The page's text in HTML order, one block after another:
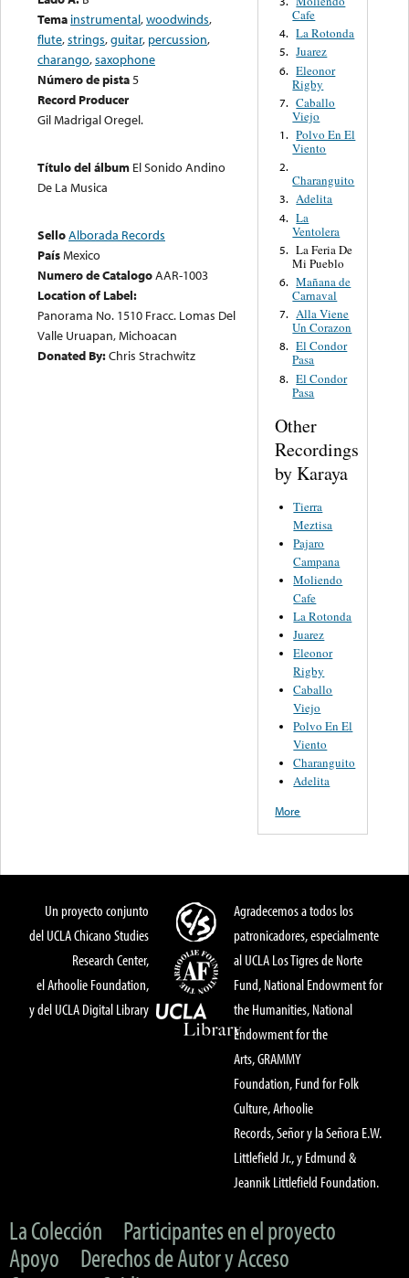
Tema instrumental,woodwinds,
flute,strings,guitar, percussion,
charango,saxophone
Número de pista5
Record Producer
Gil Madrigal Oregel.
Título del álbum El Sonido Andino
De La Musica
SelloAlborada Records
PaísMexico
Numero de CatalogoAAR-1003
Location of Label:
Panorama No. 1510 Fracc. Lomas Del
Valle Uruapan, Michoacan
Donated By:Chris Strachwitz
Cafe
4. La Rotonda
5. Juarez
6. Eleonor
Rigby
7. Caballo
Viejo
1. Polvo En El
Viento
2.
Charanguito
3. Adelita
4. La
Ventolera
5. La Feria De
Mi Pueblo
6. Mañana de
Carnaval
7. Alla Viene
Un Corazon
8. El Condor
Pasa
8. El Condor
Pasa
Other
Recordings
by Karaya
Tierra
Meztisa
Pajaro
Campana
Moliendo
Cafe
La Rotonda
Juarez
Eleonor
Rigby
Caballo
Viejo
Polvo En El
Viento
Charanguito
Adelita
More
Un proyecto conjunto
del UCLA Chicano Studies
Research Center,
el Arhoolie Foundation,
y del UCLA Digital Library
Agradecemos a todos los
patronicadores, especialmente
al UCLA Los Tigres de Norte
Fund, National Endowment for
the Humanities, National
Endowment for the
Arts, GRAMMY
Foundation, Fund for Folk
Culture, Arhoolie
Records, Señor y la Señora E.W.
Littlefield Jr., y Edmund &
Jeannik Littlefield Foundation.
La Colección
Participantes en el proyecto
Apoyo
Derechos de Autor y Acceso